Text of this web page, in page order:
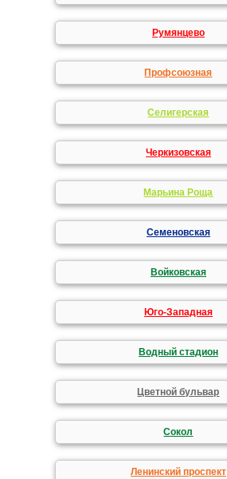
Румянцево
Профсоюзная
Селигерская
Черкизовская
Марьина Роща
Семеновская
Войковская
Юго-Западная
Водный стадион
Цветной бульвар
Сокол
Ленинский проспект